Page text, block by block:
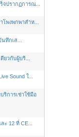
จปรากฏการณ...
โพงพกพาสำห...
ทึกเส...
วกับผู้บริ...
Sound ใ...
ริการเช่าใช้มือ
ะ 12 ที่ CE...